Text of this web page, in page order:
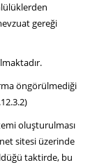
gereği
öngörülmediği
oluşturulması
sitesi üzerinde
taktirde, bu